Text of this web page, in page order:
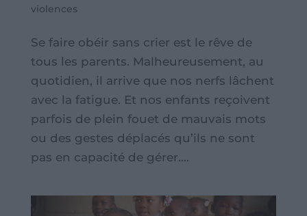
violences
Se faire obéir sans crier est le rêve de
tous les parents. Malheureusement, au
quotidien, il arrive que nos nerfs lâchent
avec la fatigue. Et nos enfants reçoivent
parfois de plein fouet de mauvais mots
ou des gestes déplacés qu’ils ne sont
pas en capacité de gérer....